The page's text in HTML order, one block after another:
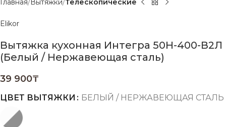
Главная Вытяжки Телескопические
Elikor
Вытяжка кухонная Интегра 50Н-400-В2Л
(Белый / Нержавеющая сталь)
39 900₸
ЦВЕТ ВЫТЯЖКИ БЕЛЫЙ / НЕРЖАВЕЮЩАЯ СТАЛЬ